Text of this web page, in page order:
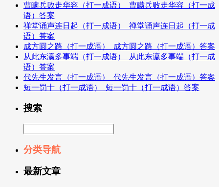
曹瞒兵败走华容（打一成语）_曹瞒兵败走华容（打一成
语）答案
禅堂诵声连日起（打一成语）_禅堂诵声连日起（打一成
语）答案
成方圆之路（打一成语）_成方圆之路（打一成语）答案
从此东瀛多事端（打一成语）_从此东瀛多事端（打一成
语）答案
代先生发言（打一成语）_代先生发言（打一成语）答案
短一罚十（打一成语）_短一罚十（打一成语）答案
搜索
分类导航
最新文章